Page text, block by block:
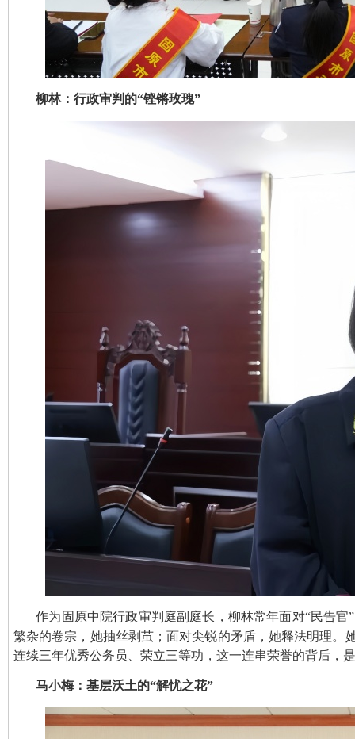
柳林：行政审判的“铿锵玫瑰”
作为固原中院行政审判庭副庭长，柳林常年面对“民告
繁杂的卷宗，她抽丝剥茧；面对尖锐的矛盾，她释法明理。
连续三年优秀公务员、荣立三等功，这一连串荣誉的背后，
马小梅：基层沃土的“解忧之花”